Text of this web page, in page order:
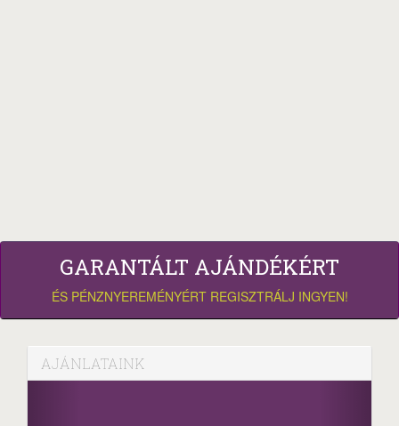
GARANTÁLT AJÁNDÉKÉRT
ÉS PÉNZNYEREMÉNYÉRT REGISZTRÁLJ INGYEN!
AJÁNLATAINK